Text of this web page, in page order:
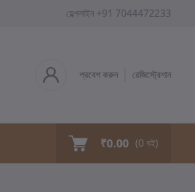
হেল্পলাইন +91 7044472233
প্রবেশ করুন রেজিস্ট্রেশান
₹0.00 (0 বই)